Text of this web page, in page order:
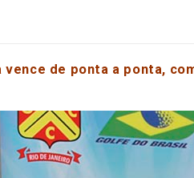
vence de ponta a ponta,